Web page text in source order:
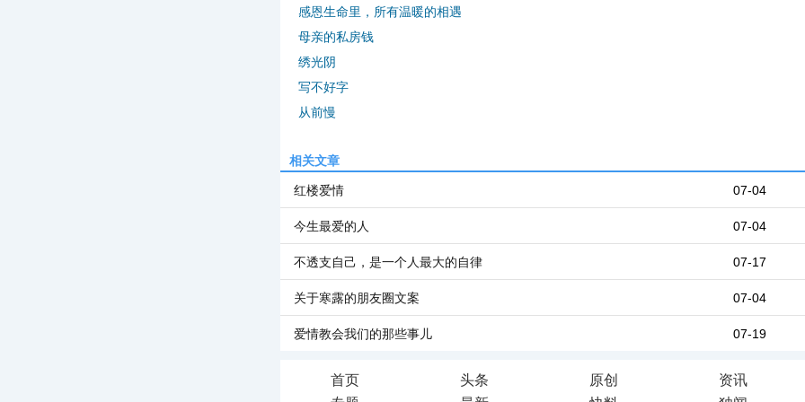
感恩生命里，所有温暖的相遇
母亲的私房钱
绣光阴
写不好字
从前慢
相关文章
07-04
红楼爱情
07-04
今生最爱的人
07-17
不透支自己，是一个人最大的自律
07-04
关于寒露的朋友圈文案
07-19
爱情教会我们的那些事儿
首页 头条 原创
资讯